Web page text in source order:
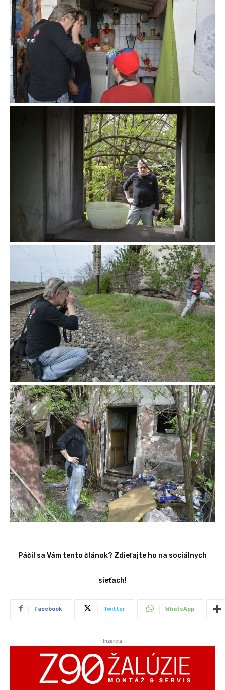
Páčil sa Vám tento článok? Zdieľajte ho na sociálnych
sieťach!
Facebook Twitter WhatsApp
- Inzercia -